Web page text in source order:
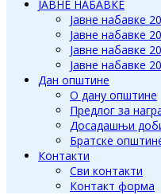
ЈАВНЕ НАБАВКЕ
Јавне набавке
Јавне набавке
Јавне набавке
Јавне набавке
Дан општине
О дану општине
Предлог за
Досадашњи
Братске
Контакти
Сви контакти
Контакт форма